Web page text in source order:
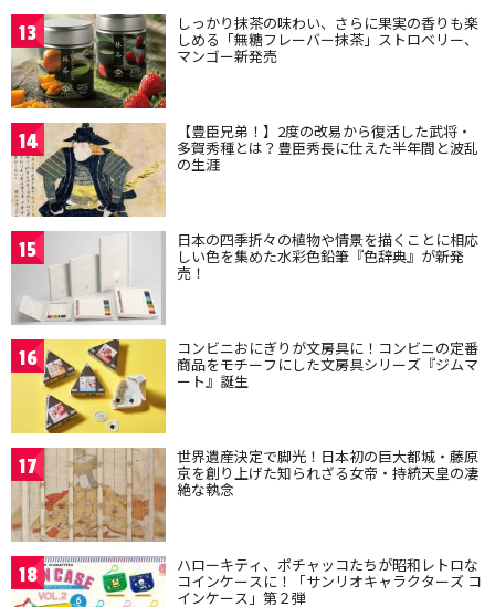
13 しっかり抹茶の味わい、さらに果実の香りも楽
しめる「無糖フレーバー抹茶」ストロベリー、
マンゴー新発売
14 【豊臣兄弟！】2度の改易から復活した武将・
多賀秀種とは？豊臣秀長に仕えた半年間と波乱
の生涯
15 日本の四季折々の植物や情景を描くことに相応
しい色を集めた水彩色鉛筆『色辞典』が新発
売！
16 コンビニおにぎりが文房具に！コンビニの定番
商品をモチーフにした文房具シリーズ『ジムマ
ート』誕生
17 世界遺産決定で脚光！日本初の巨大都城・藤原
京を創り上げた知られざる女帝・持統天皇の凄
絶な執念
18 ハローキティ、ポチャッコたちが昭和レトロな
コインケースに！「サンリオキャラクターズ コ
インケース」第２弾